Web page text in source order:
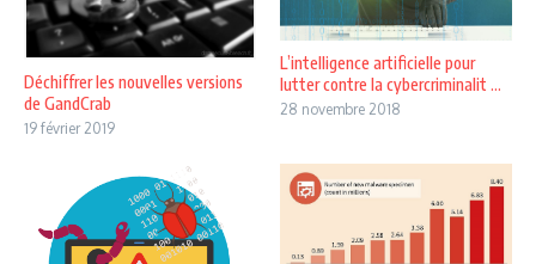
Déchiffrer les nouvelles versions
de GandCrab
19 février 2019
L’intelligence artificielle pour
lutter contre la cybercriminalit ...
28 novembre 2018